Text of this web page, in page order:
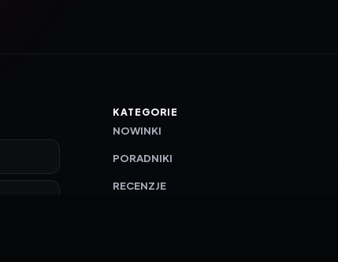
KATEGORIE
NOWINKI
PORADNIKI
RECENZJE